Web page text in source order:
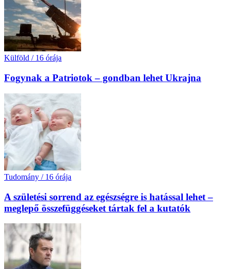
Külföld / 16 órája
Fogynak a Patriotok – gondban lehet Ukrajna
Tudomány / 16 órája
A születési sorrend az egészségre is hatással lehet –
meglepő összefüggéseket tártak fel a kutatók